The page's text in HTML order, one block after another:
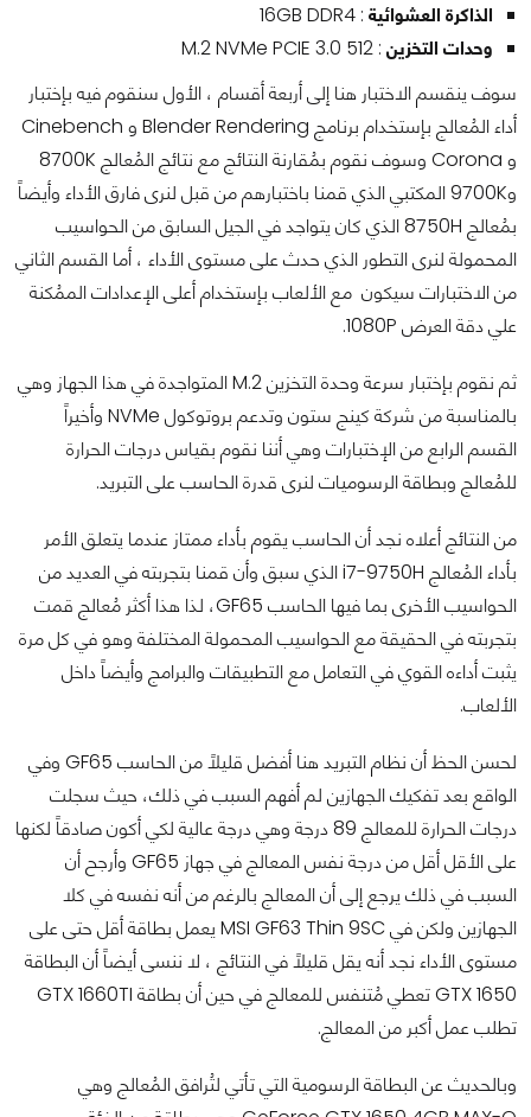
الذاكرة العشوائية : 16GB DDR4
وحدات التخزين : M.2 NVMe PCIE 3.0 512
سوف ينقسم الاختبار هنا إلى أربعة أقسام ، الأول سنقوم فيه بإختبار
أداء المُعالج بإستخدام برنامج Blender Rendering و Cinebench
و Corona وسوف نقوم بمُقارنة النتائج مع نتائج المُعالج 8700K
و9700K المكتبي الذي قمنا باختبارهم من قبل لنرى فارق الأداء وأيضاً
بمُعالج 8750H الذي كان يتواجد في الجيل السابق من الحواسيب
المحمولة لنرى التطور الذي حدث على مستوى الأداء ، أما القسم الثاني
من الاختبارات سيكون مع الألعاب بإستخدام أعلى الإعدادات الممُكنة
علي دقة العرض 1080P.
ثم نقوم بإختبار سرعة وحدة التخزين M.2 المتواجدة في هذا الجهاز وهي
بالمناسبة من شركة كينج ستون وتدعم بروتوكول NVMe وأخيراً
القسم الرابع من الإختبارات وهي أننا نقوم بقياس درجات الحرارة
للمُعالج وبطاقة الرسوميات لنرى قدرة الحاسب على التبريد.
من النتائج أعلاه نجد أن الحاسب يقوم بأداء ممتاز عندما يتعلق الأمر
بأداء المُعالج i7-9750H الذي سبق وأن قمنا بتجربته في العديد من
الحواسيب الأخرى بما فيها الحاسب GF65، لذا هذا أكثر مُعالج قمت
بتجربته في الحقيقة مع الحواسيب المحمولة المختلفة وهو في كل مرة
يثبت أداءه القوي في التعامل مع التطبيقات والبرامج وأيضاً داخل
الألعاب.
لحسن الحظ أن نظام التبريد هنا أفضل قليلاً من الحاسب GF65 وفي
الواقع بعد تفكيك الجهازين لم أفهم السبب في ذلك، حيث سجلت
درجات الحرارة للمعالج 89 درجة وهي درجة عالية لكي أكون صادقاً لكنها
على الأقل أقل من درجة نفس المعالج في جهاز GF65 وأرجح أن
السبب في ذلك يرجع إلى أن المعالج بالرغم من أنه نفسه في كلا
الجهازين ولكن في MSI GF63 Thin 9SC يعمل بطاقة أقل حتى على
مستوى الأداء نجد أنه يقل قليلاً في النتائج ، لا ننسى أيضاً أن البطاقة
GTX 1650 تعطي مُتنفس للمعالج في حين أن بطاقة GTX 1660TI
تطلب عمل أكبر من المعالج.
وبالحديث عن البطاقة الرسومية التي تأتي لتُرافق المُعالج وهي